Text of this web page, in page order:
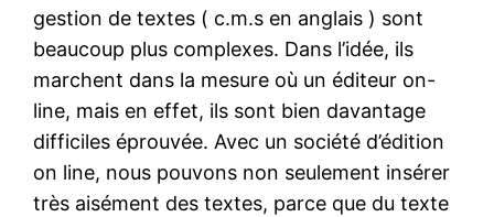
gestion de textes ( c.m.s en anglais ) sont
beaucoup plus complexes. Dans l’idée, ils
marchent dans la mesure où un éditeur on-
line, mais en effet, ils sont bien davantage
difficiles éprouvée. Avec un société d’édition
on line, nous pouvons non seulement insérer
très aisément des textes, parce que du texte